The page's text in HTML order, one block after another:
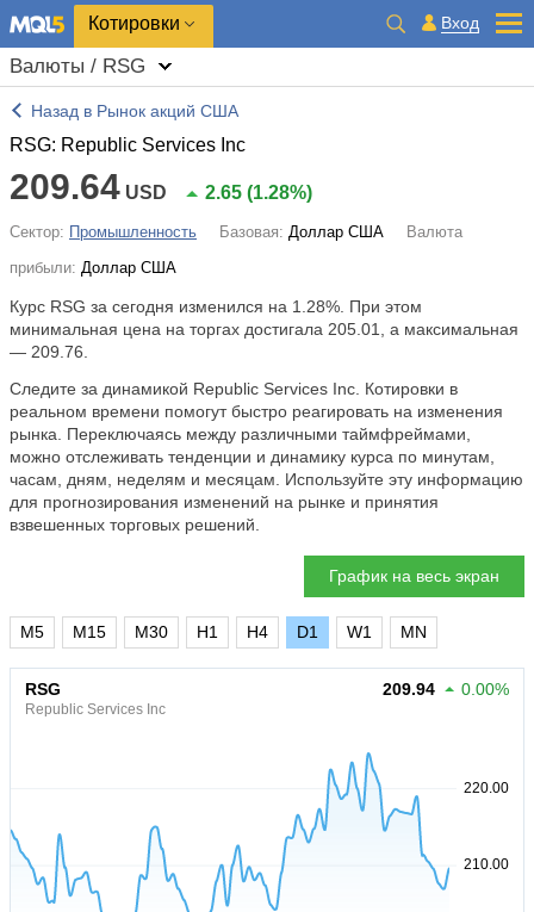
Котировки Вход
Валюты / RSG
Назад в Рынок акций США
RSG: Republic Services Inc
209.64 USD 2.65 (1.28%)
Сектор: Промышленность Базовая: Доллар США
Валюта
прибыли: Доллар США
Курс RSG за сегодня изменился на 1.28% . При этом
минимальная цена на торгах достигала 205.01, а максимальная
— 209.76.
Следите за динамикой Republic Services Inc. Котировки в
реальном времени помогут быстро реагировать на изменения
рынка. Переключаясь между различными таймфреймами,
можно отслеживать тенденции и динамику курса по минутам,
часам, дням, неделям и месяцам. Используйте эту информацию
для прогнозирования изменений на рынке и принятия
взвешенных торговых решений.
График на весь экран
M5 M15 M30 H1 H4 D1 W1 MN
RSG
Republic Services Inc
209.94 0.00%